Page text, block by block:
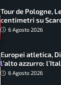
Tour de Pologne,
centimetri su
tappa accorciata
6 Agosto 2026
Europei atletica,
l’alto azzurro:
6 Agosto 2026